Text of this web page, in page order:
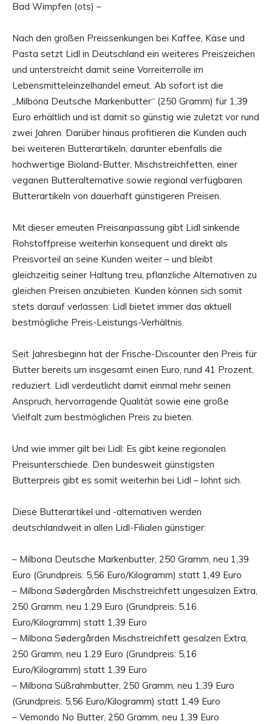
Bad Wimpfen (ots) –
Nach den großen Preissenkungen bei Kaffee, Käse und
Pasta setzt Lidl in Deutschland ein weiteres Preiszeichen
und unterstreicht damit seine Vorreiterrolle im
Lebensmitteleinzelhandel erneut. Ab sofort ist die
„Milbona Deutsche Markenbutter“ (250 Gramm) für 1,39
Euro erhältlich und ist damit so günstig wie zuletzt vor rund
zwei Jahren. Darüber hinaus profitieren die Kunden auch
bei weiteren Butterartikeln, darunter ebenfalls die
hochwertige Bioland-Butter, Mischstreichfetten, einer
veganen Butteralternative sowie regional verfügbaren
Butterartikeln von dauerhaft günstigeren Preisen.
Mit dieser erneuten Preisanpassung gibt Lidl sinkende
Rohstoffpreise weiterhin konsequent und direkt als
Preisvorteil an seine Kunden weiter – und bleibt
gleichzeitig seiner Haltung treu, pflanzliche Alternativen zu
gleichen Preisen anzubieten. Kunden können sich somit
stets darauf verlassen: Lidl bietet immer das aktuell
bestmögliche Preis-Leistungs-Verhältnis.
Seit Jahresbeginn hat der Frische-Discounter den Preis für
Butter bereits um insgesamt einen Euro, rund 41 Prozent,
reduziert. Lidl verdeutlicht damit einmal mehr seinen
Anspruch, hervorragende Qualität sowie eine große
Vielfalt zum bestmöglichen Preis zu bieten.
Und wie immer gilt bei Lidl: Es gibt keine regionalen
Preisunterschiede. Den bundesweit günstigsten
Butterpreis gibt es somit weiterhin bei Lidl – lohnt sich.
Diese Butterartikel und -alternativen werden
deutschlandweit in allen Lidl-Filialen günstiger:
– Milbona Deutsche Markenbutter, 250 Gramm, neu 1,39
Euro (Grundpreis: 5,56 Euro/Kilogramm) statt 1,49 Euro
– Milbona Sødergården Mischstreichfett ungesalzen Extra,
250 Gramm, neu 1,29 Euro (Grundpreis: 5,16
Euro/Kilogramm) statt 1,39 Euro
– Milbona Sødergården Mischstreichfett gesalzen Extra,
250 Gramm, neu 1,29 Euro (Grundpreis: 5,16
Euro/Kilogramm) statt 1,39 Euro
– Milbona Süßrahmbutter, 250 Gramm, neu 1,39 Euro
(Grundpreis: 5,56 Euro/Kilogramm) statt 1,49 Euro
– Vemondo No Butter, 250 Gramm, neu 1,39 Euro